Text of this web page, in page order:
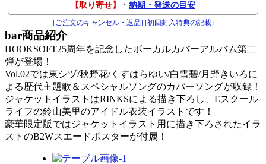
【取り寄せ】 ・ 納期・発送の目安
[ご注文のキャンセル・返品] [初回封入特典の記載]
bar商品紹介
HOOKSOFT25周年を記念したボーカルカバーアルバム第二
弾が登場！
Vol.02では東シヅ/秋野花/くすはらゆい/白雪碧/月野きいろに
よる歴代主題歌＆スペシャルソングのカバーソングが収録！
ジャケットイラストはRINKSによる描き下ろし、Eスクール
ライフの鈴山美里のアイドル衣装イラストです！
豪華限定版ではジャケットイラスト用に描き下ろされたイラ
ストのB2Wスエードポスターが付属！